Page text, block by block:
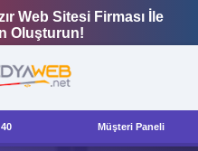
Web Sitesi Firması İle
Oluşturun!
Müşteri Paneli